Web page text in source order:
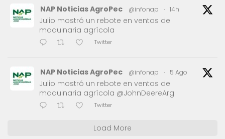
NAP Noticias AgroPec @infonap · 14h
Julio mostró un rebote en ventas de
maquinaria agrícola
Twitter
NAP Noticias AgroPec @infonap · 5 Ago
Julio mostró un rebote en ventas de
maquinaria agrícola @JohnDeereArg
Twitter
Load More